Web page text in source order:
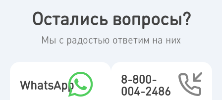
Остались вопросы?
Мы с радостью ответим на них
WhatsApp 8-800-
004-2486